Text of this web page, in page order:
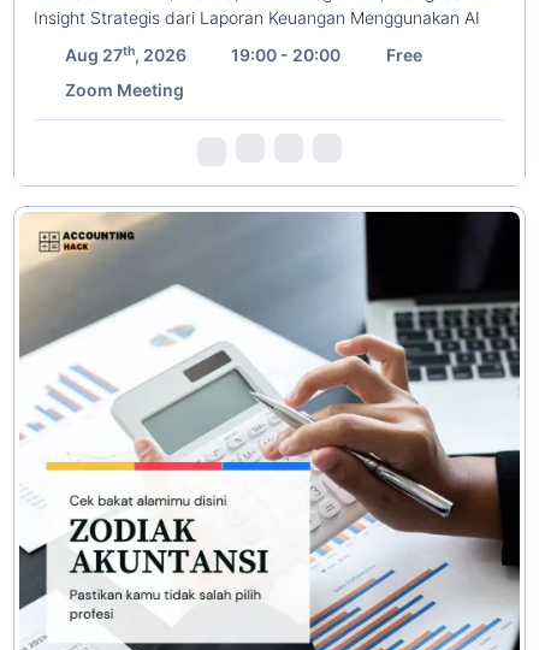
Insight Strategis dari Laporan Keuangan Menggunakan AI
Aug 27th, 2026 19:00 - 20:00
Free
Zoom Meeting